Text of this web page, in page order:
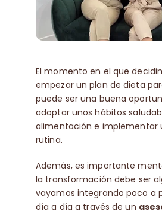
Contacto
🛒
El momento en el que
empezar un plan de dieta
puede ser una buena
adoptar unos hábitos
alimentación e implementar
rutina.
Además, es importante
la transformación debe ser
vayamos integrando poco a
día a día a través de un